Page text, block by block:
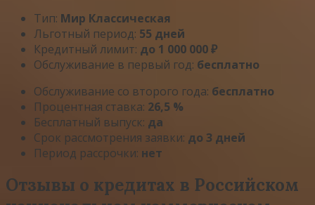
Тип: Мир Классическая
Льготный период: 55 дней
Кредитный лимит: до 1 000 000 ₽
Обслуживание в первый год: бесплатно
Обслуживание со второго года: бесплатно
Процентная ставка: 26,5 %
Бесплатный выпуск: да
Срок рассмотрения заявки: до 3 дней
Период рассрочки: нет
Отзывы о кредитах в Российском